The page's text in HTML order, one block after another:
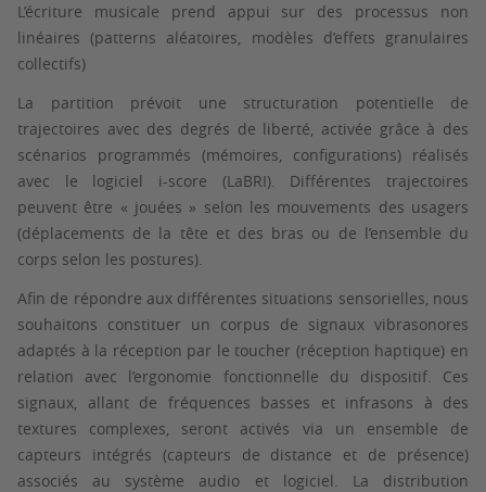
L’écriture musicale prend appui sur des processus non
linéaires (patterns aléatoires, modèles d’effets granulaires
collectifs)
La partition prévoit une structuration potentielle de
trajectoires avec des degrés de liberté, activée grâce à des
scénarios programmés (mémoires, configurations) réalisés
avec le logiciel i-score (LaBRI). Différentes trajectoires
peuvent être « jouées » selon les mouvements des usagers
(déplacements de la tête et des bras ou de l’ensemble du
corps selon les postures).
Afin de répondre aux différentes situations sensorielles, nous
souhaitons constituer un corpus de signaux vibrasonores
adaptés à la réception par le toucher (réception haptique) en
relation avec l’ergonomie fonctionnelle du dispositif. Ces
signaux, allant de fréquences basses et infrasons à des
textures complexes, seront activés via un ensemble de
capteurs intégrés (capteurs de distance et de présence)
associés au système audio et logiciel. La distribution